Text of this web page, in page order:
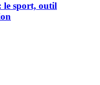
le sport, outil